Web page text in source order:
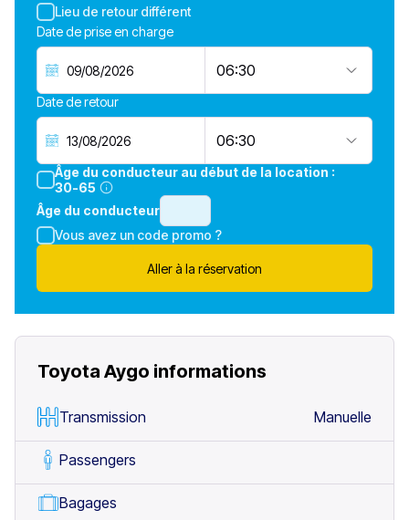
Lieu de retour différent
Date de prise en charge
06:30
Date de retour
06:30
Âge du conducteur au début de la location :
30-65
Âge du conducteur
Vous avez un code promo ?
Aller à la réservation
Toyota Aygo informations
Transmission Manuelle
Passengers
Bagages